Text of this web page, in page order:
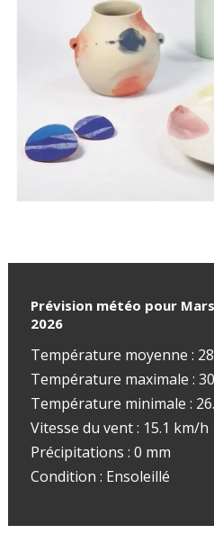
Prévision météo pour
2026
Température moyenne :
Température maximale :
Température minimale :
Vitesse du vent : 15.1 km/h
Précipitations : 0 mm
Condition : Ensoleillé